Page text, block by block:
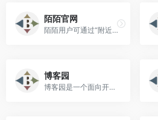
陌陌官网
陌陌用户可通过“附近的人/动态”浏览附近动态。陌陌的“附近直播”板块提供在线互动体验，用户可观看直播并与主播互动。
博客园
博客园是一个面向开发者的知...